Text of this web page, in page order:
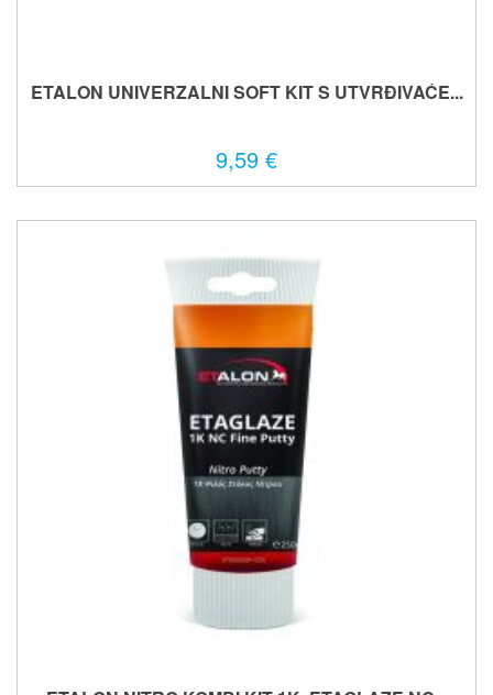
ETALON UNIVERZALNI SOFT KIT S UTVRĐIVAĆE...
9,59 €